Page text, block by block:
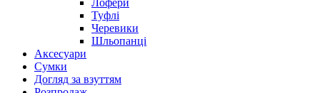
Лофери
Туфлі
Черевики
Шльопанці
Аксесуари
Сумки
Догляд за взуттям